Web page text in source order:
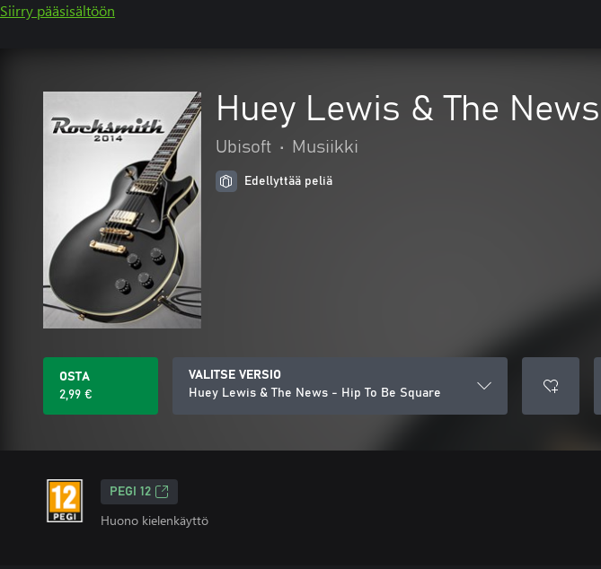
Siirry pääsisältöön
Huey Lewis & The
Ubisoft • Musiikki
Edellyttää peliä
OSTA
2,99 €
VALITSE VERSIO
Huey Lewis & The News - Hip To Be Square
PEGI 12
Huono kielenkäyttö